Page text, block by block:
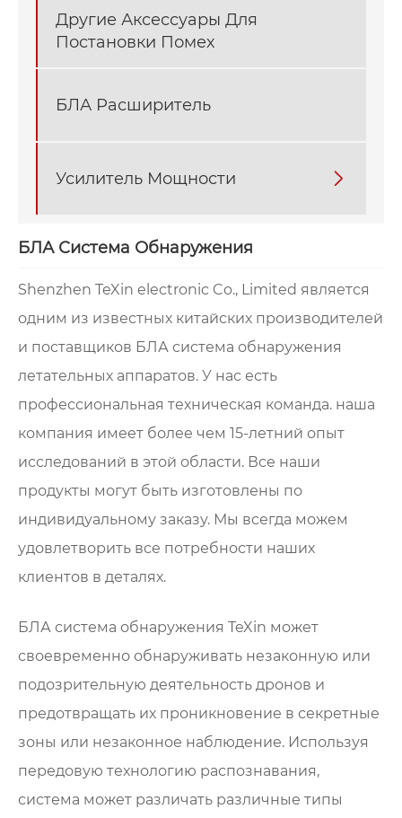
Другие Аксессуары Для
Постановки Помех
БЛА Расширитель
Усилитель Мощности 
БЛА Система Обнаружения
Shenzhen TeXin electronic Co., Limited является
одним из известных китайских производителей
и поставщиков БЛА система обнаружения
летательных аппаратов. У нас есть
профессиональная техническая команда. наша
компания имеет более чем 15-летний опыт
исследований в этой области. Все наши
продукты могут быть изготовлены по
индивидуальному заказу. Мы всегда можем
удовлетворить все потребности наших
клиентов в деталях.
БЛА система обнаружения TeXin может
своевременно обнаруживать незаконную или
подозрительную деятельность дронов и
предотвращать их проникновение в секретные
зоны или незаконное наблюдение. Используя
передовую технологию распознавания,
система может различать различные типы